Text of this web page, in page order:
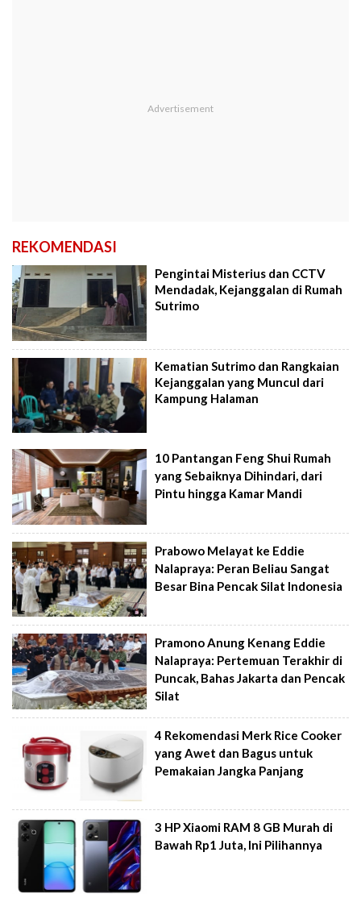
REKOMENDASI
Pengintai Misterius dan CCTV
Mendadak, Kejanggalan di Rumah
Sutrimo
Kematian Sutrimo dan Rangkaian
Kejanggalan yang Muncul dari
Kampung Halaman
10 Pantangan Feng Shui Rumah
yang Sebaiknya Dihindari, dari
Pintu hingga Kamar Mandi
Prabowo Melayat ke Eddie
Nalapraya: Peran Beliau Sangat
Besar Bina Pencak Silat Indonesia
Pramono Anung Kenang Eddie
Nalapraya: Pertemuan Terakhir di
Puncak, Bahas Jakarta dan Pencak
Silat
4 Rekomendasi Merk Rice Cooker
yang Awet dan Bagus untuk
Pemakaian Jangka Panjang
3 HP Xiaomi RAM 8 GB Murah di
Bawah Rp1 Juta, Ini Pilihannya